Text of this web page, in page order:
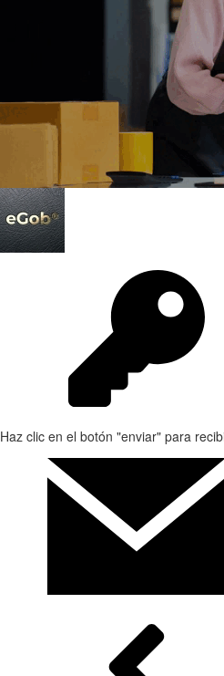
Haz clic en el botón "enviar" para